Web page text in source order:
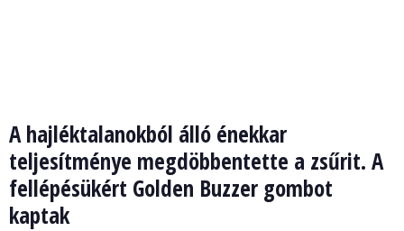
A hajléktalanokból álló énekkar
teljesítménye megdöbbentette a zsűrit. A
fellépésükért Golden Buzzer gombot
kaptak